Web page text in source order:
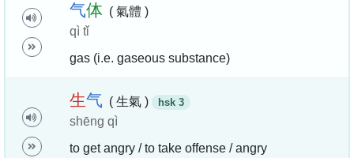
气体 ( 氣體 )
qì tǐ
gas (i.e. gaseous substance)
生气 ( 生氣 ) hsk 3
shēng qì
to get angry / to take offense / angry